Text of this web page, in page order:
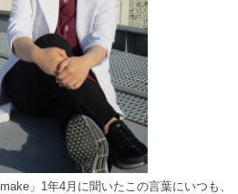
」1年4月に聞いたこの言葉にいつも、